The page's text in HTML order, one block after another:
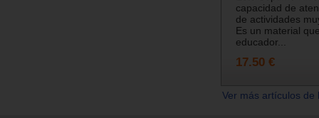
capacidad de
de actividades
Es un material
educador...
17.50 €
Ver más artículos